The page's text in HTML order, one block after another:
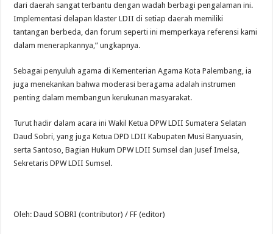
dari daerah sangat terbantu dengan wadah berbagi pengalaman ini.
Implementasi delapan klaster LDII di setiap daerah memiliki
tantangan berbeda, dan forum seperti ini memperkaya referensi kami
dalam menerapkannya,” ungkapnya.
Sebagai penyuluh agama di Kementerian Agama Kota Palembang, ia
juga menekankan bahwa moderasi beragama adalah instrumen
penting dalam membangun kerukunan masyarakat.
Turut hadir dalam acara ini Wakil Ketua DPW LDII Sumatera Selatan
Daud Sobri, yang juga Ketua DPD LDII Kabupaten Musi Banyuasin,
serta Santoso, Bagian Hukum DPW LDII Sumsel dan Jusef Imelsa,
Sekretaris DPW LDII Sumsel.
Oleh: Daud SOBRI (contributor) / FF (editor)